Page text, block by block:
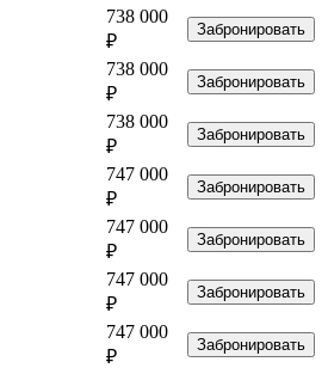
738 000
₽
Забронировать
738 000
₽
Забронировать
738 000
₽
Забронировать
747 000
₽
Забронировать
747 000
₽
Забронировать
747 000
₽
Забронировать
747 000
₽
Забронировать